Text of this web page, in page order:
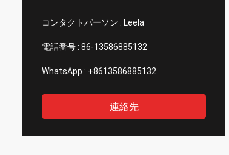
コンタクトパーソン : Leela
電話番号 : 86-13586885132
WhatsApp : +8613586885132
連絡先